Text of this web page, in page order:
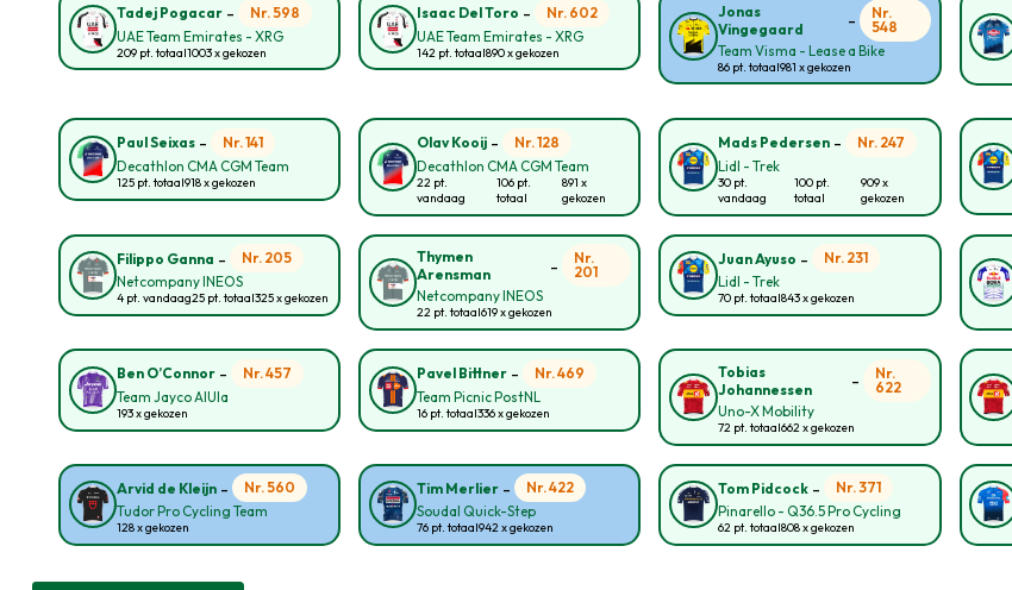
Tadej Pogacar -
Nr. 598
UAE Team Emirates - XRG
209 pt. totaal1003 x gekozen
Isaac Del Toro -
Nr. 602
UAE Team Emirates - XRG
142 pt. totaal890 x gekozen
Jonas
Vingegaard
-
Nr.
548
Team Visma - Lease a Bike
86 pt. totaal981 x gekozen
Paul Seixas -
Nr. 141
Decathlon CMA CGM Team
125 pt. totaal918 x gekozen
Olav Kooij -
Nr. 128
Decathlon CMA CGM Team
22 pt.
vandaag
106 pt.
totaal
891 x
gekozen
Mads Pedersen-
Nr. 247
Lidl - Trek
30 pt.
vandaag
100 pt.
totaal
909 x
gekozen
Filippo Ganna -
Nr. 205
Netcompany INEOS
4 pt. vandaag25 pt. totaal325 x gekozen
Thymen
Arensman
-
Nr.
201
Netcompany INEOS
22 pt. totaal619 x gekozen
Juan Ayuso -
Nr. 231
Lidl - Trek
70 pt. totaal843 x gekozen
Ben O’Connor -
Nr. 457
Team Jayco AlUla
193 x gekozen
Pavel Bittner -
Nr. 469
Team Picnic PostNL
16 pt. totaal336 x gekozen
Tobias
Johannessen
-
Nr.
622
Uno-X Mobility
72 pt. totaal662 x gekozen
Arvid de Kleijn -
Nr. 560
Tudor Pro Cycling Team
128 x gekozen
Tim Merlier -
Nr. 422
Soudal Quick-Step
76 pt. totaal942 x gekozen
Tom Pidcock-
Nr. 371
Pinarello - Q36.5 Pro Cycling
62 pt. totaal808 x gekozen